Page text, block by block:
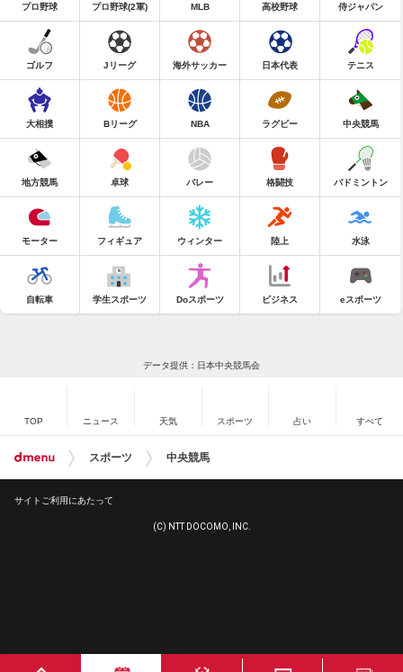
プロ野球 プロ野球(2軍) MLB 高校野球 侍ジャパン
ゴルフ Jリーグ 海外サッカー 日本代表 テニス
大相撲 Bリーグ NBA ラグビー 中央競馬
地方競馬 卓球 バレー 格闘技 バドミントン
モーター フィギュア ウィンター 陸上 水泳
自転車 学生スポーツ Doスポーツ ビジネス eスポーツ
データ提供：日本中央競馬会
TOP ニュース 天気 スポーツ 占い すべて
スポーツ 中央競馬
サイトご利用にあたって
(C) NTT DOCOMO, INC.